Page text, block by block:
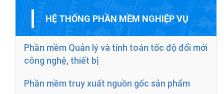
HỆ THỐNG PHẦN MỀM NGHIỆP VỤ
Phần mềm Quản lý và tính toán tốc độ đổi mới
công nghệ, thiết bị
Phần mềm truy xuất nguồn gốc sản phẩm